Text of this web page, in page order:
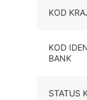
KOD
KOD
BANK
STATUS